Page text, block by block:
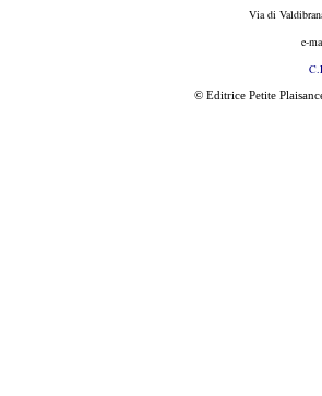
Via di
e-
© Editrice Petite